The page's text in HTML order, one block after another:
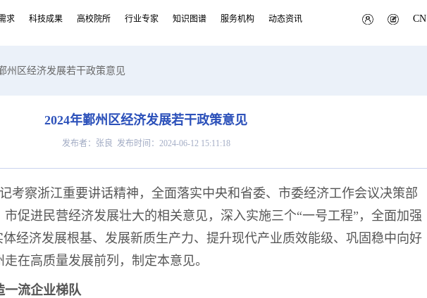
求 科技成果 高校院所 行业专家 知识图谱 服务机构 动态资讯 CN
州区经济发展若干政策意见
2024年鄞州区经济发展若干政策意见
发布者：张良 发布时间：2024-06-12 15:11:18
考察浙江重要讲话精神，全面落实中央和省委、市委经济工作会议决策部
促进民营经济发展壮大的相关意见，深入实施三个“一号工程”，全面加强
体经济发展根基、发展新质生产力、提升现代产业质效能级、巩固稳中向好
在高质量发展前列，制定本意见。
一流企业梯队